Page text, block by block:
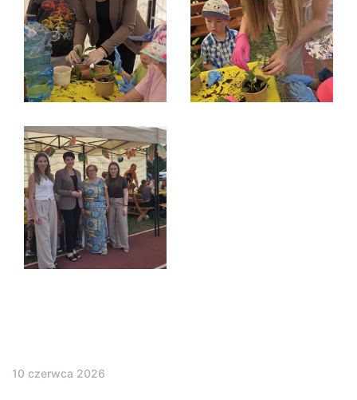
10 czerwca 2026